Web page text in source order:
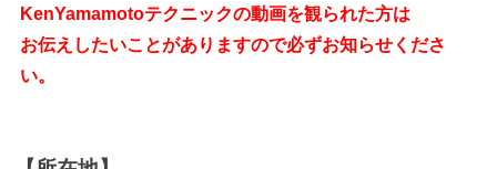
KenYamamotoテクニックの動画を観られた方は
お伝えしたいことがありますので必ずお知らせくださ
い。